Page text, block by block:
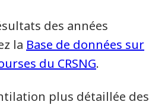
des années
la Base de données sur
du CRSNG.
plus détaillée des